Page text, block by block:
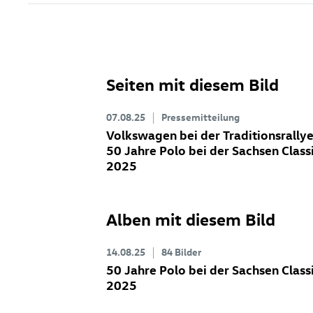
Seiten mit diesem Bild
07.08.25 Pressemitteilung
Volkswagen bei der
50 Jahre Polo bei der Sachsen
2025
Alben mit diesem Bild
14.08.25 84 Bilder
50 Jahre Polo bei der Sachsen
2025